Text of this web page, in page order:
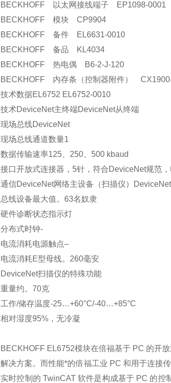
BECKHOFF 以太网接线端子 EP1098-0001
BECKHOFF 模块 CP9904
BECKHOFF 备件 EL6631-0010
BECKHOFF 备品 KL4034
BECKHOFF 热电偶 B6-2-J-120
BECKHOFF 内存条（控制器附件）
技术数据EL6752 EL6752-0010
技术DeviceNet主终端DeviceNet从终端
现场总线DeviceNet
现场总线通道数量1
数据传输速率125、250、500 kbaud
接口开放式连接器，5针，符合DeviceNet规范
通信DeviceNet网络主设备（扫描仪）
总线设备最大值。63名奴隶
硬件诊断状态指示灯
分布式时钟-
电流消耗电源触点–
电流消耗E型母线。260毫安
DeviceNet扫描仪的特殊功能
重量约。70克
工作/储存温度-25…+60°C/-40…+85°C
相对湿度95%，无冷凝
BECKHOFF EL6752模块在倍福基于 PC 的开
解决方案。而性能*的倍福工业 PC 和用于连接
实时控制的 TwinCAT 软件是构成基于 PC 的